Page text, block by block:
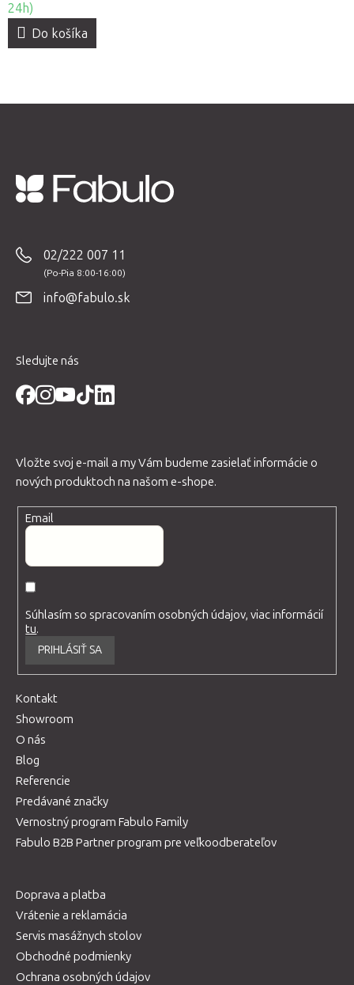
24h)
Do košíka
02/222 007 11
info@fabulo.sk
Sledujte nás
Vložte svoj e-mail a my Vám budeme zasielať informácie o
nových produktoch na našom e-shope.
Email
Súhlasím so spracovaním osobných údajov, viac informácií
tu.
PRIHLÁSIŤ SA
Kontakt
Showroom
O nás
Blog
Referencie
Predávané značky
Vernostný program Fabulo Family
Fabulo B2B Partner program pre veľkoodberateľov
Doprava a platba
Vrátenie a reklamácia
Servis masážnych stolov
Obchodné podmienky
Ochrana osobných údajov